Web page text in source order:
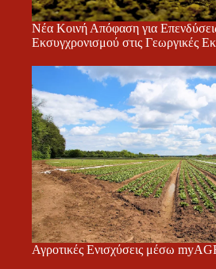
Νέα Κοινή Απόφαση για
Εκσυγχρονισμού στις Γεωργικές
Αγροτικές Ενισχύσεις μέσω